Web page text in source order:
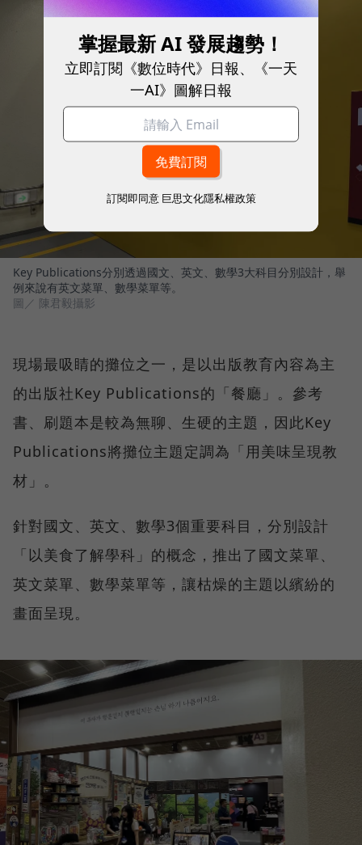
Key Publications分別透過國文、英文、數學3大科目分別設計，舉
例來說有英文菜單、數學菜單等。
圖／ 陳君毅攝影
現場最吸睛的攤位之一，是以出版教育內容為主
的出版社Key Publications的「餐廳」。參考
書、刷題本是較為無聊、生硬的主題，因此Key
Publications將攤位主題定調為「用美味呈現教
材」。
針對國文、英文、數學3個重要科目，分別設計
「以美食了解學科」的概念，推出了國文菜單、
英文菜單、數學菜單等，讓枯燥的主題以繽紛的
畫面呈現。
掌握最新 AI 發展趨勢！
立即訂閱《數位時代》日報、《一天
一AI》圖解日報
訂閱即同意 巨思文化隱私權政策